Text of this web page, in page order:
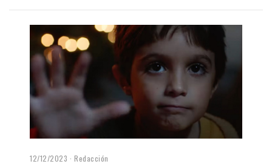
12/12/2023 Redacción